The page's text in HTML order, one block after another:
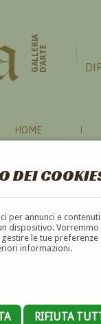
DEI
per annunci e
dispositivo.
le tue
informazioni.
RIFIUTA
GALLERIAD'ARTE
HOME